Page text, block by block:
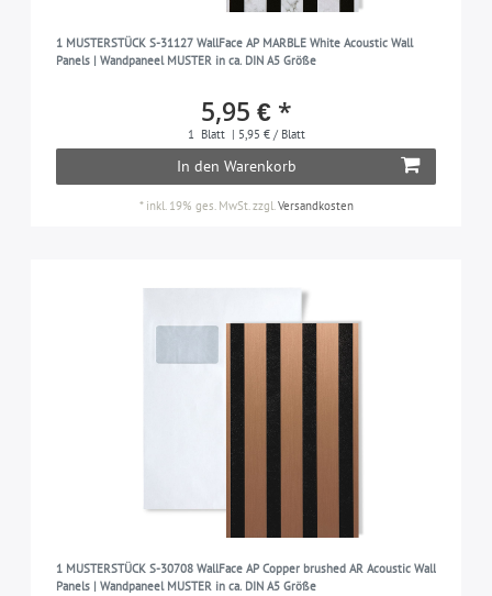
1 MUSTERSTÜCK S-31127 WallFace AP MARBLE White Acoustic Wall
Panels | Wandpaneel MUSTER in ca. DIN A5 Größe
5,95 € *
1 Blatt | 5,95 € / Blatt
In den Warenkorb
* inkl. 19% ges. MwSt.zzgl.Versandkosten
1 MUSTERSTÜCK S-30708 WallFace AP Copper brushed AR Acoustic Wall
Panels | Wandpaneel MUSTER in ca. DIN A5 Größe